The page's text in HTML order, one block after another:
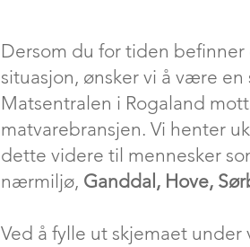
Dersom du for tiden befinner
situasjon, ønsker vi å være
Matsentralen i Rogaland
matvarebransjen. Vi henter
dette videre til mennesker
nærmiljø, Ganddal, Hove,
Ved å fylle ut skjemaet under